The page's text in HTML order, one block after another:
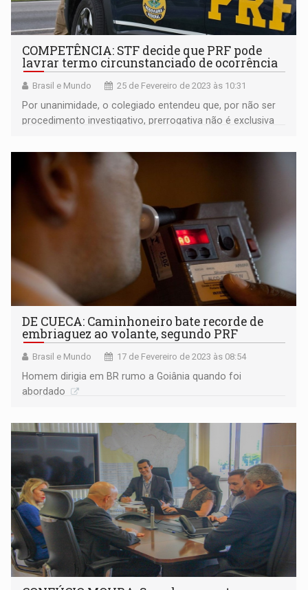
COMPETÊNCIA: STF decide que PRF pode
lavrar termo circunstanciado de ocorrência
Brasil e Mundo 25 de Fevereiro de 2023 às 10:31
Por unanimidade, o colegiado entendeu que, por não ser
procedimento investigativo, prerrogativa não é exclusiva
DE CUECA: Caminhoneiro bate recorde de
embriaguez ao volante, segundo PRF
Brasil e Mundo 17 de Fevereiro de 2023 às 08:54
Homem dirigia em BR rumo a Goiânia quando foi
abordado